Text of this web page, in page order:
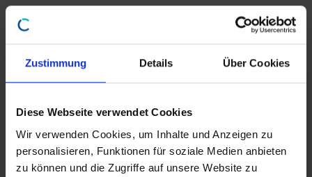
Zustimmung Details Über Cookies
Diese Webseite verwendet Cookies
Wir verwenden Cookies, um Inhalte und Anzeigen zu
personalisieren, Funktionen für soziale Medien anbieten
zu können und die Zugriffe auf unsere Website zu